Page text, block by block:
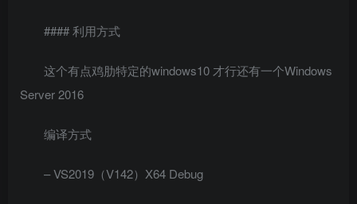
#### 利用方式
这个有点鸡肋特定的windows10 才行还有一个Windows
Server 2016
编译方式
– VS2019（V142）X64 Debug